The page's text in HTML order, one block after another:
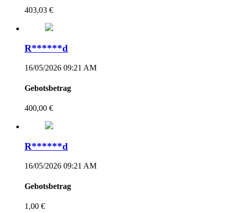
403,03 €
R******d
16/05/2026 09:21 AM
Gebotsbetrag
400,00 €
R******d
16/05/2026 09:21 AM
Gebotsbetrag
1,00 €